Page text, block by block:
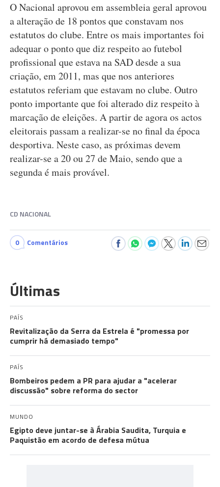
O Nacional aprovou em assembleia geral aprovou
a alteração de 18 pontos que constavam nos
estatutos do clube. Entre os mais importantes foi
adequar o ponto que diz respeito ao futebol
profissional que estava na SAD desde a sua
criação, em 2011, mas que nos anteriores
estatutos referiam que estavam no clube. Outro
ponto importante que foi alterado diz respeito à
marcação de eleições. A partir de agora os actos
eleitorais passam a realizar-se no final da época
desportiva. Neste caso, as próximas devem
realizar-se a 20 ou 27 de Maio, sendo que a
segunda é mais provável.
CD NACIONAL
0 Comentários
Últimas
PAÍS
Revitalização da Serra da Estrela é "promessa por
cumprir há demasiado tempo"
PAÍS
Bombeiros pedem a PR para ajudar a "acelerar
discussão" sobre reforma do sector
MUNDO
Egipto deve juntar-se à Árabia Saudita, Turquia e
Paquistão em acordo de defesa mútua